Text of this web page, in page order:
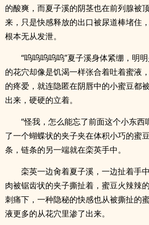
的酸爽，而夏子溪的阴茎也在前列腺被
来，只是快感释放的出口被尿道棒堵住
根本无从发泄。
“呜呜呜呜呜”夏子溪身体紧绷，明
的花穴却像是饥渴一样张合着吐着蜜液
的疼爱，就连隐匿在阴唇中的小蜜豆都
出来，硬硬的立着。
“怪我，怎么能忘了前面这个小东西
了一个蝴蝶状的夹子夹在体积小巧的蜜
条，链条的另一端就在栾英手中。
栾英一边肏着夏子溪，一边扯着手
肉被锯齿状的夹子撕扯着，蜜豆火辣辣
刺痛下，一种隐秘的快感也从被撕扯的
液更多的从花穴里渗了出来。